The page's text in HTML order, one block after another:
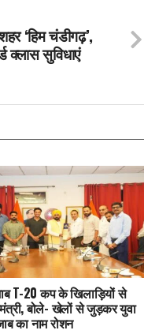
‘हिम चंडीगढ़’,
क्लास सुविधाएं
T-20 कप के खिलाड़ियों से
बोले- खेलों से जुड़कर युवा
का नाम रोशन